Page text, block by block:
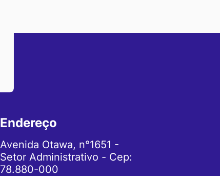
Endereço
Avenida Otawa, n°1651 -
Setor Administrativo - Cep:
78.880-000